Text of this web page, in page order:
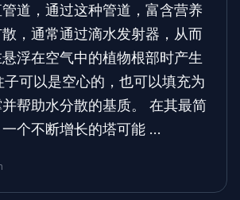
道，通过这种管道，富含营养
，通常通过滴水发射器，从而
浮在空气中的植物根部时产生
子可以是空心的，也可以填充为
帮助水分散的基质。 在其最简
个不断增长的塔可能 …